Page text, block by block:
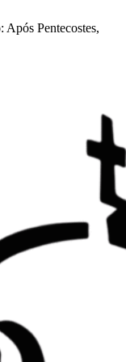
Após Pentecostes,